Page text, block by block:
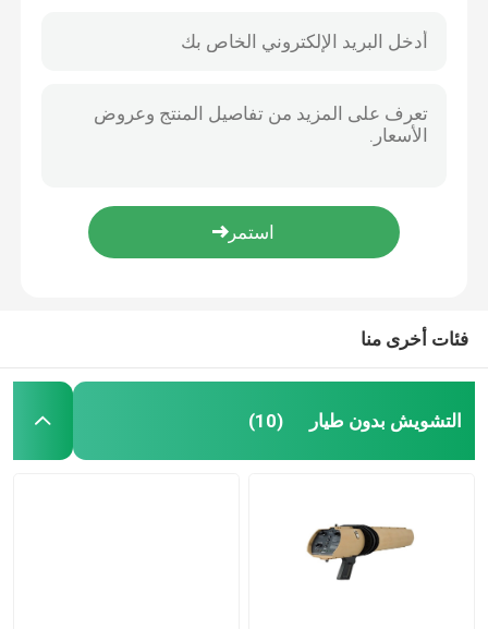
جولة في المعمل
مراقبة الجودة
التشويش بدون طيار
جهاز تشويش إشارة الراديو
راديو تشويش بدون طيار
فئات أخرى منا
التشويش بدون طيار (10)